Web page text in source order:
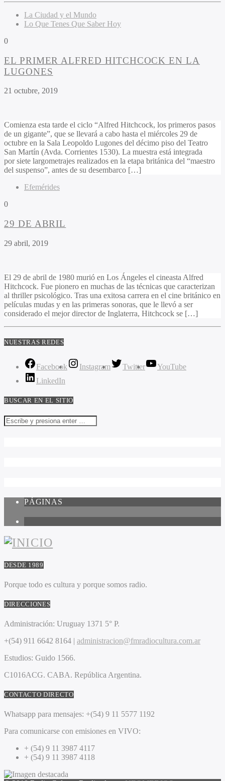
La Ciudad y el Mundo
Lo Que Tenes Que Saber Hoy
0
EL PRIMER ALFRED HITCHCOCK EN LA
LUGONES
21 octubre, 2019
Comienza esta tarde el ciclo “Alfred Hitchcock, los primeros pasos
de un gigante”, que se llevará a cabo hasta el miércoles 29 de
octubre en la Sala Leopoldo Lugones del décimo piso del Teatro
San Martín (Avda. Corrientes 1530). La muestra está integrada
por siete largometrajes realizados en la etapa británica del “maestro
del suspenso”, antes de su desembarco […]
Efemérides
0
29 DE ABRIL
29 abril, 2019
El 29 de abril de 1980 murió en Los Ángeles el cineasta Alfred
Hitchcock. Fue pionero en muchas de las técnicas que caracterizan
al thriller psicológico. Tras una exitosa carrera en el cine británico en
películas mudas y en las primeras sonoras, que le llevó a ser
considerado el mejor director de Inglaterra, Hitchcock se […]
NUESTRAS REDES
Facebook Instagram Twitter
YouTube
LinkedIn
BUSCAR EN EL SITIO
PÁGINAS
DESDE 1989
Porque todo es cultura y porque somos radio.
DIRECCIONES
Administración: Uruguay 1371 5° P.
+(54) 911 6642 8164 | administracion@fmradiocultura.com.ar
Estudios: Guido 1566.
C1016ACG. CABA. República Argentina.
CONTACTO DIRECTO
Whatsapp para mensajes: +(54) 9 11 5577 1192
Para comunicarse con emisiones en VIVO:
+ (54) 9 11 3987 4117
+ (54) 9 11 3987 4118